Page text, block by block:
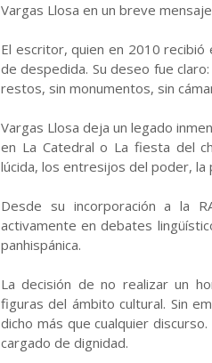
Vargas Llosa en un breve
El escritor, quien en 2010
de despedida. Su deseo fue
restos, sin monumentos, sin
Vargas Llosa deja un legado
en La Catedral o La fiesta del
lúcida, los entresijos del poder, la
Desde su incorporación a la
activamente en debates
panhispánica.
La decisión de no realizar un
figuras del ámbito cultural. Sin
dicho más que cualquier
cargado de dignidad.